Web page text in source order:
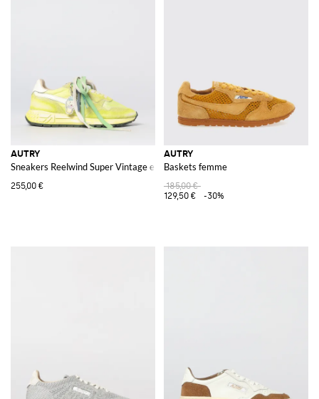
AUTRY
Sneakers Reelwind Super Vintage en daim et nylon usé
255,00 €
AUTRY
Baskets femme
185,00 €
129,50 €
-30%